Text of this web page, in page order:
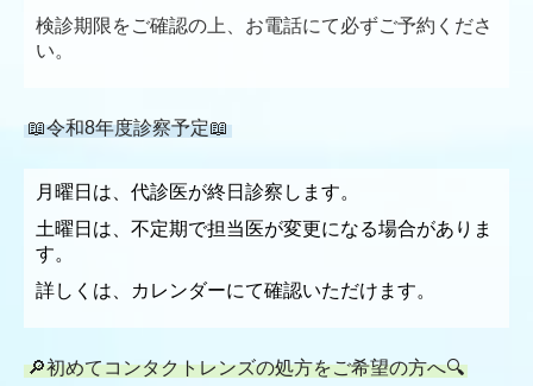
検診期限をご確認の上、お電話にて必ずご予約くださ
い。
📖令和8年度診察予定📖
月曜日は、代診医が終日診察します。
土曜日は、不定期で担当医が変更になる場合がありま
す。
詳しくは、カレンダーにて確認いただけます。
🔎初めてコンタクトレンズの処方をご希望の方へ🔍